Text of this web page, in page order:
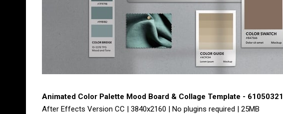
Animated Color Palette Mood Board & Collage Template - 61050321
After Effects Version CC | 3840x2160 | No plugins required | 25MB